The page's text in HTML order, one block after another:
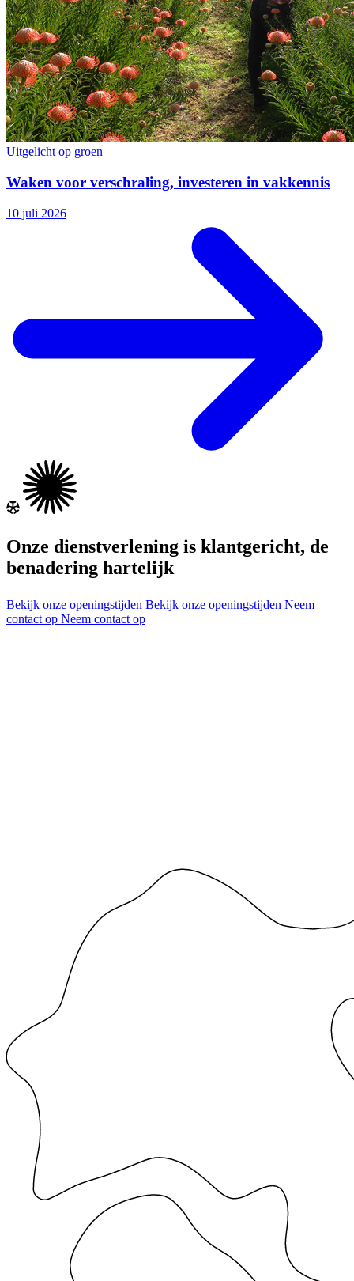
Uitgelicht op groen
Waken voor verschraling, investeren in vakkennis
10 juli 2026
Onze dienstverlening is klantgericht, de
benadering hartelijk
Bekijk onze openingstijden Bekijk onze openingstijden Neem
contact op Neem contact op